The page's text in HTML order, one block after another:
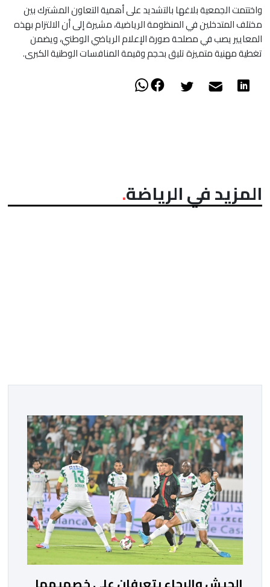
واختتمت الجمعية بلاغها بالتشديد على أهمية التعاون المشترك بين
مختلف المتدخلين في المنظومة الرياضية، مشيرة إلى أن الالتزام بهذه
المعايير يصب في مصلحة صورة الإعلام الرياضي الوطني، ويضمن
تغطية مهنية متميزة تليق بحجم وقيمة المنافسات الوطنية الكبرى.
المزيد في الرياضة